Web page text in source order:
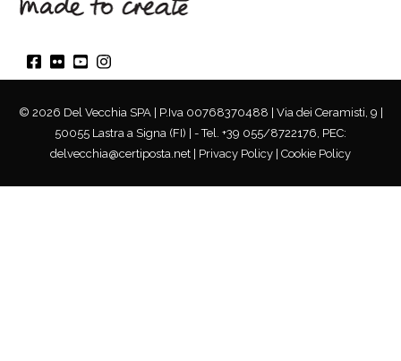
© 2026 Del Vecchia SPA | P.Iva 00768370488 | Via dei Ceramisti, 9 |
50055 Lastra a Signa (FI) | - Tel. +39 055/8722176, PEC:
delvecchia@certiposta.net | Privacy Policy Cookie Policy